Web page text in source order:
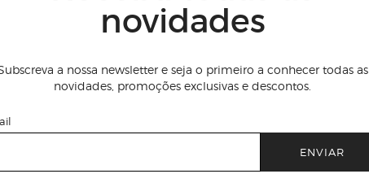
novidades
a nossa newsletter e seja o primeiro a conhecer todas as
novidades, promoções exclusivas e descontos.
ENVIAR